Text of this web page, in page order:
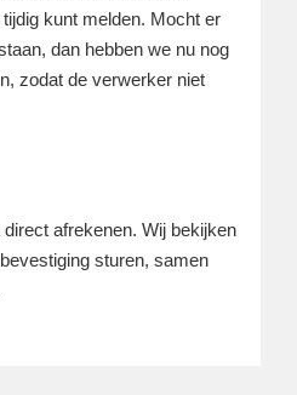
kunt melden. Mocht er
dan hebben we nu nog
zodat de verwerker niet
afrekenen. Wij bekijken
sturen, samen